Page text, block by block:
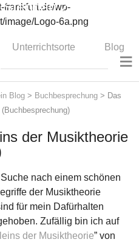
Zitzmann
Unterrichtsorte
Blog
≡
Blog > Buchbesprechung > Das
der Musiktheorie
nach einem schönen
der Musiktheorie
für mein Dafürhalten
Zufällig bin ich auf
der Musiktheorie” von